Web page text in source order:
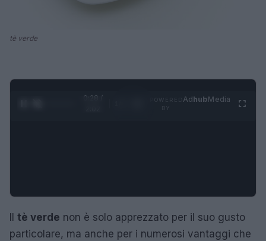
tè verde
0:28 /
AdhubMedia
tè verde non è solo apprezzato per il suo gusto
particolare, ma anche per i numerosi vantaggi che